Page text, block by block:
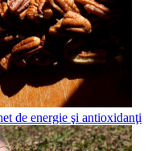
de energie şi antioxidanţi